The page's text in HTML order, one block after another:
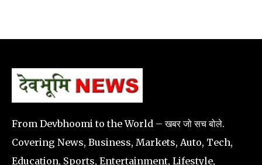
From Devbhoomi to the World – खबर जो सच बोले.
Covering News, Business, Markets, Auto, Tech,
Education, Sports, Entertainment, Lifestyle,